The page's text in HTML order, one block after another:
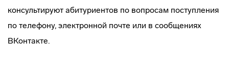
консультируют абитуриентов по вопросам поступления
по телефону, электронной почте или в сообщениях
ВКонтакте.